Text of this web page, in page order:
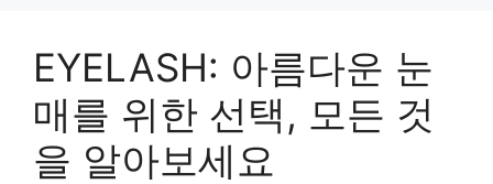
EYELASH: 아름다운 눈
매를 위한 선택, 모든 것
을 알아보세요